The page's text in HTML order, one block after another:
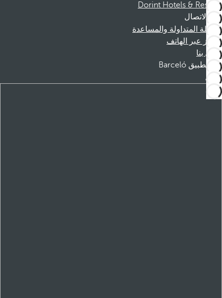
Dorint Hotels & Resorts
الاتصال
الأسئلة المتداولة والمساعدة
الحجز عبر الهاتف
اتصل بنا
تطبيق Barceló
تنزيل